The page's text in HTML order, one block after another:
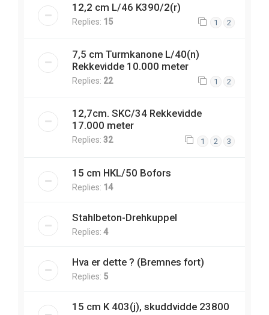
12,2 cm L/46 K390/2(r)
Replies: 15 1 2
7,5 cm Turmkanone L/40(n)
Rekkevidde 10.000 meter
Replies: 22 1 2
12,7cm. SKC/34 Rekkevidde
17.000 meter
Replies: 32 1 2 3
15 cm HKL/50 Bofors
Replies: 14
Stahlbeton-Drehkuppel
Replies: 4
Hva er dette ? (Bremnes fort)
Replies: 5
15 cm K 403(j), skuddvidde 23800